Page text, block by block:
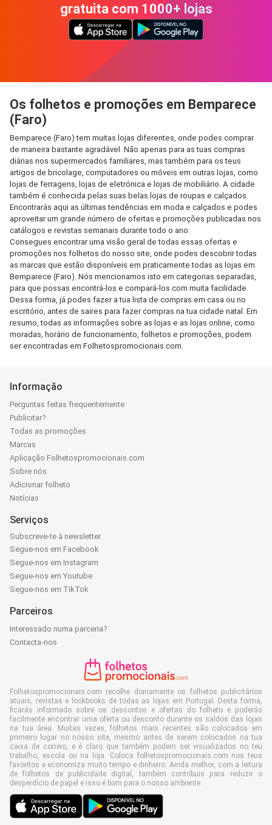
gratuita com 1000+ lojas
Os folhetos e promoções em Bemparece
(Faro)
Bemparece (Faro) tem muitas lojas diferentes, onde podes comprar
de maneira bastante agradável. Não apenas para as tuas compras
diárias nos supermercados familiares, mas também para os teus
artigos de bricolage, computadores ou móveis em outras lojas, como
lojas de ferragens, lojas de eletrónica e lojas de mobiliário. A cidade
também é conhecida pelas suas belas lojas de roupas e calçados.
Encontrarás aqui as últimas tendências em moda e calçados e podes
aproveitar um grande número de ofertas e promoções publicadas nos
catálogos e revistas semanais durante todo o ano.
Consegues encontrar uma visão geral de todas essas ofertas e
promoções nos folhetos do nosso site, onde podes descobrir todas
as marcas que estão disponíveis em praticamente todas as lojas em
Bemparece (Faro). Nós mencionamos isto em categorias separadas,
para que possas encontrá-los e compará-los com muita facilidade.
Dessa forma, já podes fazer a tua lista de compras em casa ou no
escritório, antes de saires para fazer compras na tua cidade natal. Em
resumo, todas as informações sobre as lojas e as lojas online, como
moradas, horário de funcionamento, folhetos e promoções, podem
ser encontradas em Folhetospromocionais.com.
Informação
Perguntas feitas frequentemente
Publicitar?
Todas as promoções
Marcas
Aplicação Folhetospromocionais.com
Sobre nós
Adicionar folheto
Notícias
Serviços
Subscreve-te à newsletter
Segue-nos em Facebook
Segue-nos em Instagram
Segue-nos em Youtube
Segue-nos em TikTok
Parceiros
Interessado numa parceria?
Contacta-nos
Folhetospromocionais.com recolhe diariamente os folhetos publicitários
atuais, revistas e lookbooks de todas as lojas em Portugal. Desta forma,
ficarás informado sobre os descontos e ofertas do folheto e poderás
facilmente encontrar uma oferta ou desconto durante os saldos das lojas
na tua área. Muitas vezes, folhetos mais recentes são colocados em
primeiro lugar no nosso site, mesmo antes de serem colocados na tua
caixa de correio, e é claro que também podem ser visualizados no teu
trabalho, escola ou na loja. Coloca folhetospromocionais.com nos teus
favoritos e economiza muito tempo e dinheiro. Ainda melhor, com a leitura
de folhetos de publicidade digital, também contribuis para reduzir o
desperdício de papel e isso é bom para o nosso ambiente.